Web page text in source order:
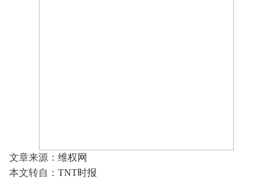
文章来源： 维权网
本文转自： TNT时报